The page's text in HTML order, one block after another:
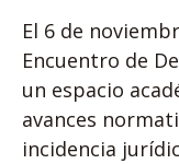
El 6 de
Encuentro de
un espacio
avances
incidencia